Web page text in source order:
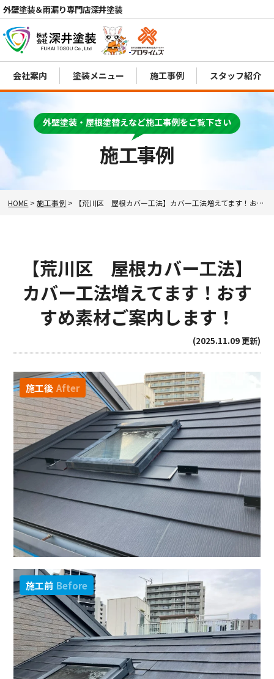
外壁塗装＆雨漏り専門店深井塗装
電話 MENU
会社案内 塗装メニュー 施工事例 スタッフ紹介
施工事例
外壁塗装・屋根塗替えなど施工事例をご覧下さい
HOME >施工事例 > 【荒川区 屋根カバー工法】カバー工法増えてます！おすすめ素材ご案内します！
【荒川区 屋根カバー工法】
カバー工法増えてます！おす
すめ素材ご案内します！
(2025.11.09 更新)
施工後 After
施工前 Before